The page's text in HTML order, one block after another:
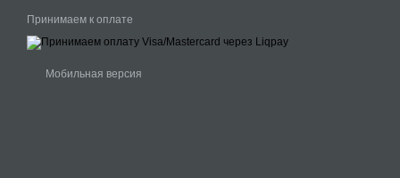
Принимаем к оплате
Мобильная версия